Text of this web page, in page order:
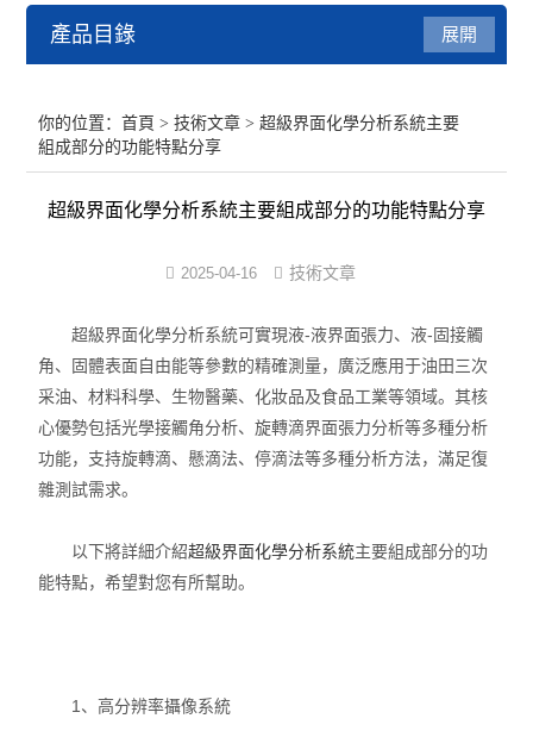
產品目錄
表面張力儀
界面張力儀
界面彈性系數儀
表面清潔度分析儀
位移及其控制系統
光譜色譜分析儀器
TOF相機（Time of Flight）
展開
你的位置：首頁 >技術文章 > 超級界面化學分析系統主要
組成部分的功能特點分享
超級界面化學分析系統主要組成部分的功能特點分享
2025-04-16 技術文章
超級界面化學分析系統可實現液-液界面張力、液-固接觸
角、固體表面自由能等參數的精確測量，廣泛應用于油田三次
采油、材料科學、生物醫藥、化妝品及食品工業等領域。其核
心優勢包括光學接觸角分析、旋轉滴界面張力分析等多種分析
功能，支持旋轉滴、懸滴法、停滴法等多種分析方法，滿足復
雜測試需求。
以下將詳細介紹超級界面化學分析系統主要組成部分的功
能特點，希望對您有所幫助。
1、高分辨率攝像系統